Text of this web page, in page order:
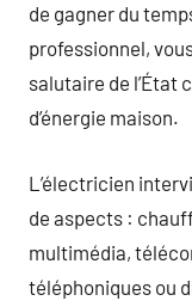
de gagner du
professionnel,
salutaire de l’État
d’énergie maison.
L’électricien
de aspects :
multimédia,
téléphoniques ou